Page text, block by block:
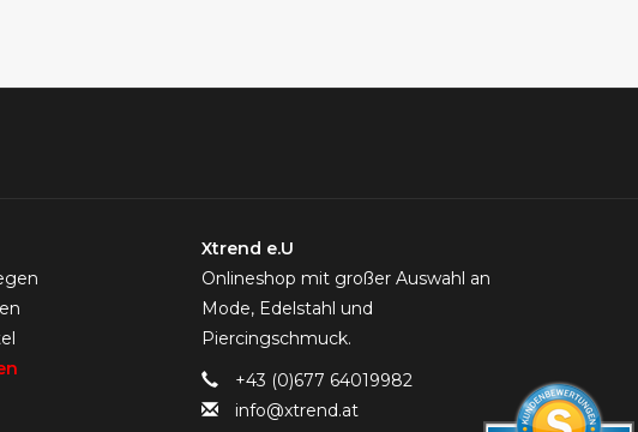
Xtrend e.U
Onlineshop mit großer Auswahl an
Mode, Edelstahl und
Piercingschmuck.
+43 (0)677 64019982
info@xtrend.at